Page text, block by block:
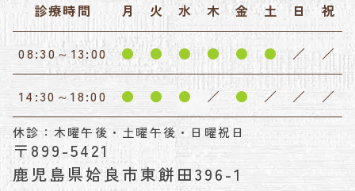
診療時間 月 火 水 木 金 土 日 祝
08:30～13:00 ● ● ● ● ● ● ／ ／
14:30～18:00 ● ● ● ／ ● ／ ／ ／
休診：木曜午後・土曜午後・日曜祝日
〒899-5421
鹿児島県姶良市東餅田396-1